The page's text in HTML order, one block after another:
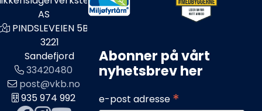
AS
PINDSLEVEIEN 5B
3221
Sandefjord
33420480
post@vkb.no
935 974 992
Abonner på vårt
nyhetsbrev her
e-post adresse *